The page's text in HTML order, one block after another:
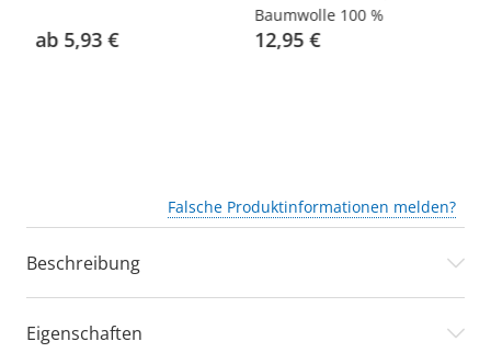
ab 5,93 €
Baumwolle 100 %
12,95 €
Falsche Produktinformationen melden?
Beschreibung
Eigenschaften